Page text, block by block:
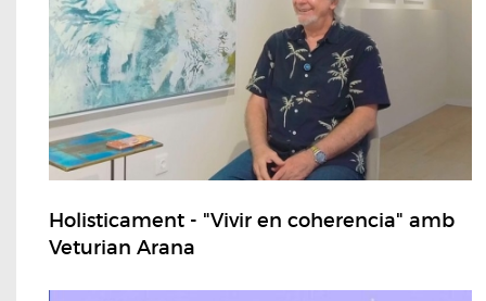
Holisticament - "Vivir en coherencia" amb
Veturian Arana